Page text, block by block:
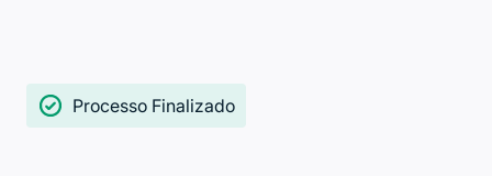
Processo Finalizado